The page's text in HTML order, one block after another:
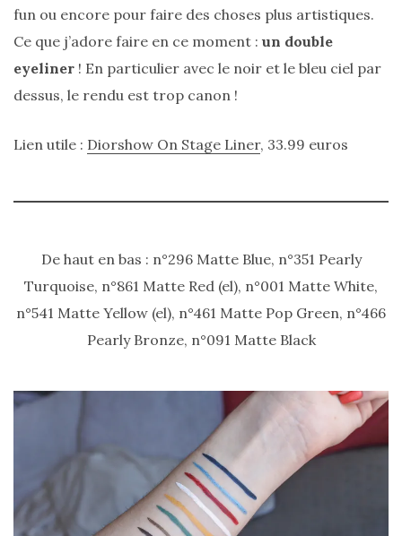
fun ou encore pour faire des choses plus artistiques.
Ce que j’adore faire en ce moment : un double
eyeliner ! En particulier avec le noir et le bleu ciel par
dessus, le rendu est trop canon !
Lien utile : Diorshow On Stage Liner, 33.99 euros
De haut en bas : n°296 Matte Blue, n°351 Pearly
Turquoise, n°861 Matte Red (el), n°001 Matte White,
n°541 Matte Yellow (el), n°461 Matte Pop Green, n°466
Pearly Bronze, n°091 Matte Black